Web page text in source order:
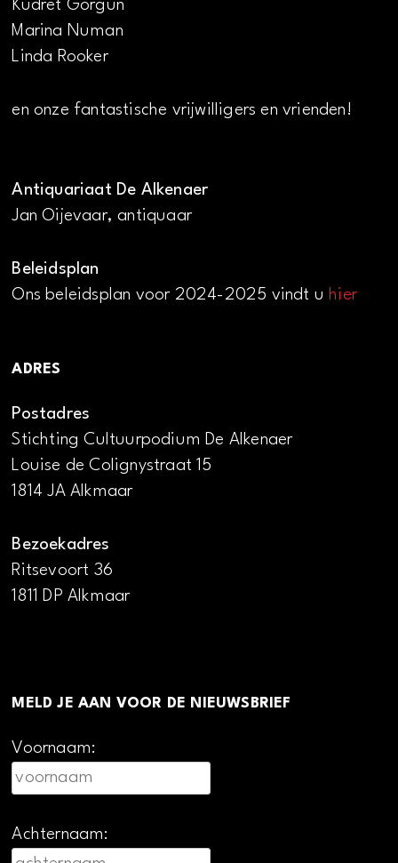
Kudret Görgün
Marina Numan
Linda Rooker
en onze fantastische vrijwilligers en vrienden!
Antiquariaat De Alkenaer
Jan Oijevaar, antiquaar
Beleidsplan
Ons beleidsplan voor 2024-2025 vindt uhier
ADRES
Postadres
Stichting Cultuurpodium De Alkenaer
Louise de Colignystraat 15
1814 JA Alkmaar
Bezoekadres
Ritsevoort 36
1811 DP Alkmaar
MELD JE AAN VOOR DE NIEUWSBRIEF
Voornaam:
Achternaam: